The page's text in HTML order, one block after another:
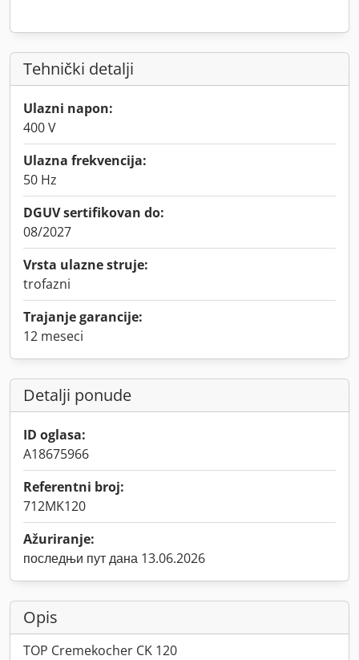
Tehnički detalji
Ulazni napon:
400 V
Ulazna frekvencija:
50 Hz
DGUV sertifikovan do:
08/2027
Vrsta ulazne struje:
trofazni
Trajanje garancije:
12 meseci
Detalji ponude
ID oglasa:
A18675966
Referentni broj:
712MK120
Ažuriranje:
последњи пут дана 13.06.2026
Opis
TOP Cremekocher CK 120